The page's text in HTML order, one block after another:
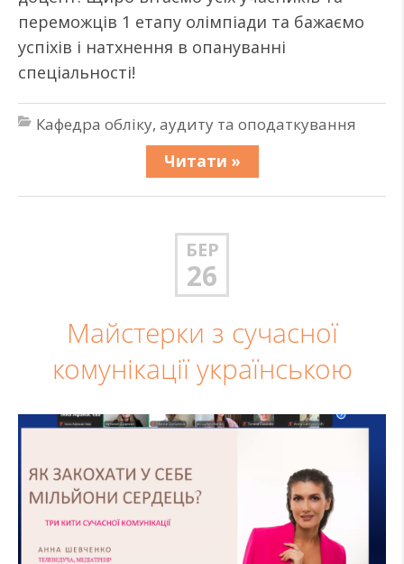
переможців 1 етапу олімпіади та бажаємо
успіхів і натхнення в опануванні
спеціальності!
Кафедра обліку, аудиту та оподаткування
Читати »
БЕР
26
Майстерки з сучасної
комунікації українською